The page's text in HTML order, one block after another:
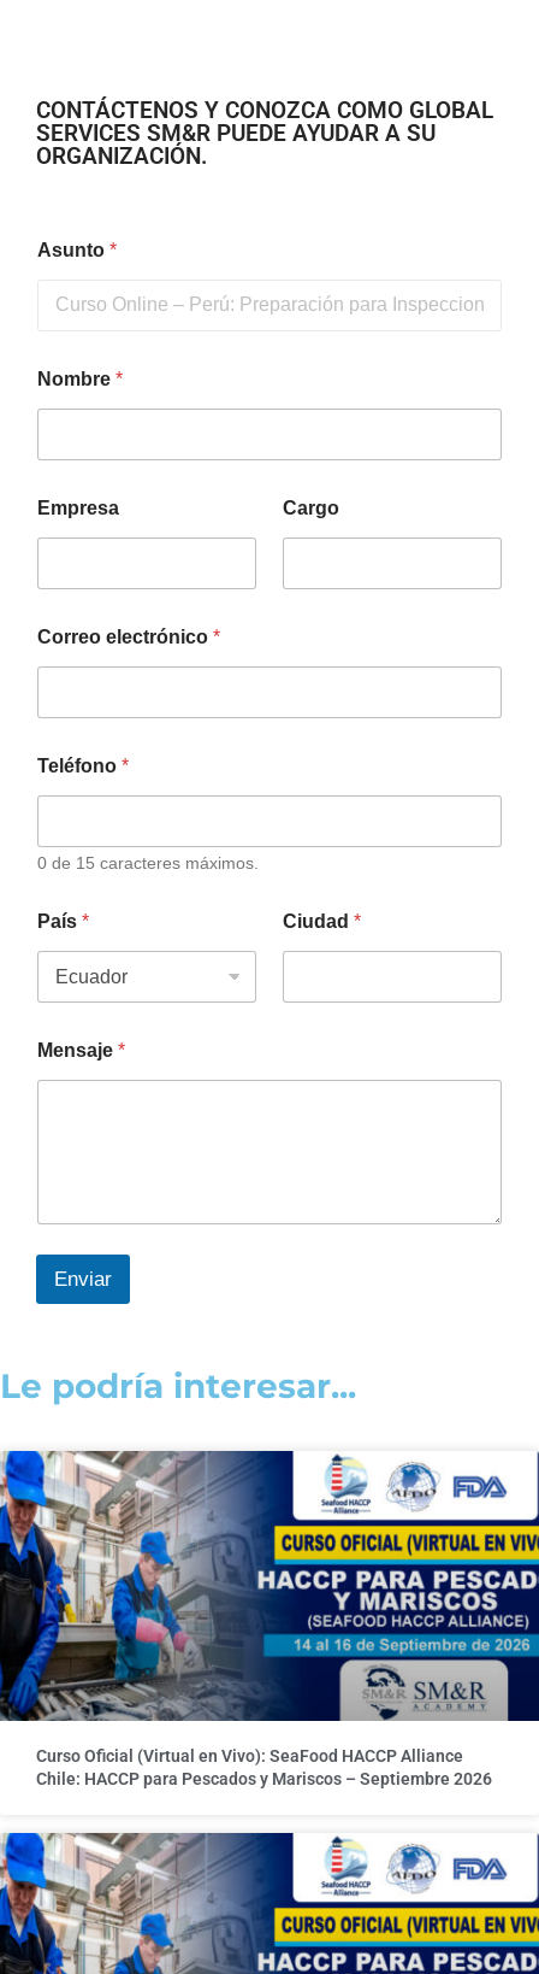
CONTÁCTENOS Y CONOZCA COMO GLOBAL
SERVICES SM&R PUEDE AYUDAR A SU
ORGANIZACIÓN.
Asunto *
Nombre *
Empresa Cargo
Correo electrónico *
Teléfono *
0 de 15 caracteres máximos.
País * Ciudad *
Mensaje *
Enviar
Le podría interesar...
Curso Oficial (Virtual en Vivo): SeaFood HACCP Alliance
Chile: HACCP para Pescados y Mariscos – Septiembre 2026